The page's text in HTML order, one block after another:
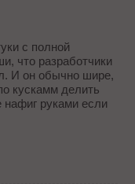
с полной
что разработчики
И он обычно шире,
кускамм делить
руками если